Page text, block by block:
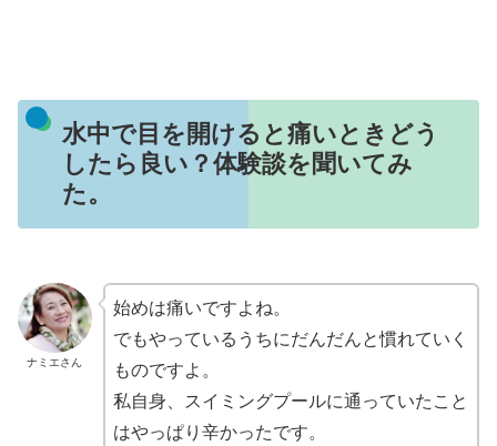
水中で目を開けると痛いときどう
したら良い？体験談を聞いてみ
た。
ナミエさん
始めは痛いですよね。
でもやっているうちにだんだんと慣れていく
ものですよ。
私自身、スイミングプールに通っていたこと
はやっぱり辛かったです。